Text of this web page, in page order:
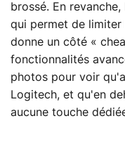
brossé. En
qui permet de limiter
donne un côté «
fonctionnalités
photos pour voir
Logitech, et qu'en
aucune touche